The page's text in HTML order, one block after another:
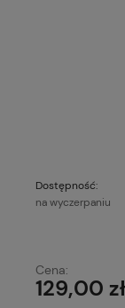
Dostępność:
na wyczerpaniu
Cena nie
Cena:
129,00 zł